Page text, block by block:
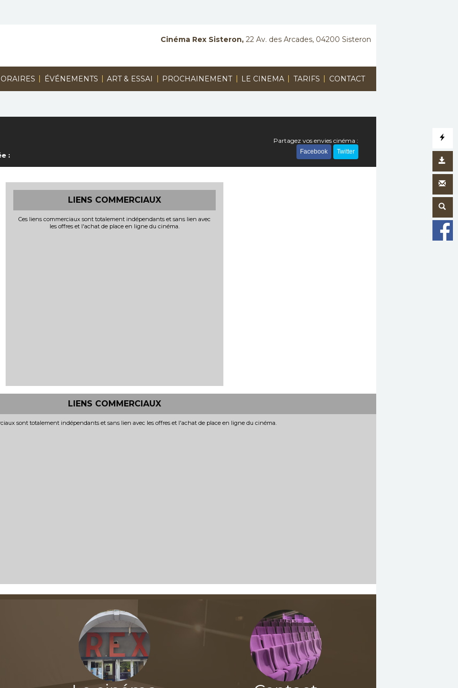
| ÉVÉNEMENTS | ART & ESSAI | PROCHAINEMENT | LE CINEMA | TARIFS | CONTACT
Cinéma Rex Sisteron, 22 Av. des Arcades, 04200 Sisteron
:
Partagez vos envies cinéma :
Facebook Twitter
LIENS COMMERCIAUX
Ces liens commerciaux sont totalement indépendants et sans lien avec
les offres et l'achat de place en ligne du cinéma.
LIENS COMMERCIAUX
sont totalement indépendants et sans lien avec les offres et l'achat de place en ligne du cinéma.